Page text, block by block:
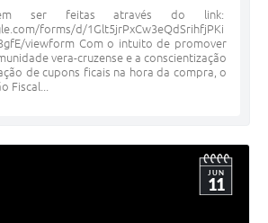
ser feitas através do link:
forms/d/1Glt5jrPxCw3eQdSrihfjPKi
viewform Com o intuito de promover
vera-cruzense e a conscientização
de cupons ficais na hora da compra, o
Fiscal...
JUN
11